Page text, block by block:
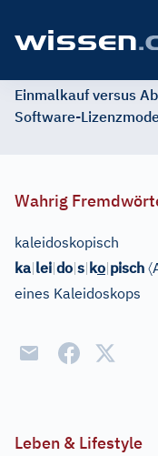
Einmalkauf versus
Software-
Wahrig
kaleidoskopisch
ka|lei|do|s|ko|pisch 〈
eines Kaleidoskops
Leben & Lifestyle